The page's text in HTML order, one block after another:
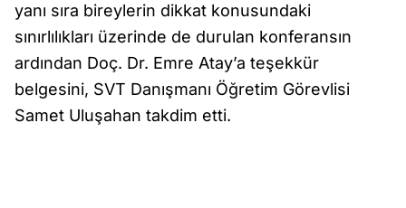
yanı sıra bireylerin dikkat konusundaki
sınırlılıkları üzerinde de durulan konferansın
ardından Doç. Dr. Emre Atay’a teşekkür
belgesini, SVT Danışmanı Öğretim Görevlisi
Samet Uluşahan takdim etti.